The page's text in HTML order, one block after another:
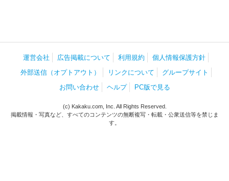
運営会社 広告掲載について 利用規約
個人情報保護方針
外部送信（オプトアウト）
リンクについて
グループサイト
お問い合わせ
ヘルプ PC版で見る
(c) Kakaku.com, Inc. All Rights Reserved.
掲載情報・写真など、すべてのコンテンツの無断複写・転載・公衆送信等を禁じま
す。